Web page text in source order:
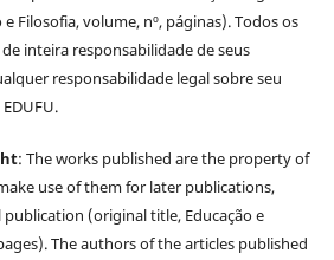
Filosofia, volume, nº, páginas). Todos os
inteira responsabilidade de seus
responsabilidade legal sobre seu
: The works published are the property of
use of them for later publications,
(original title, Educação e
The authors of the articles published